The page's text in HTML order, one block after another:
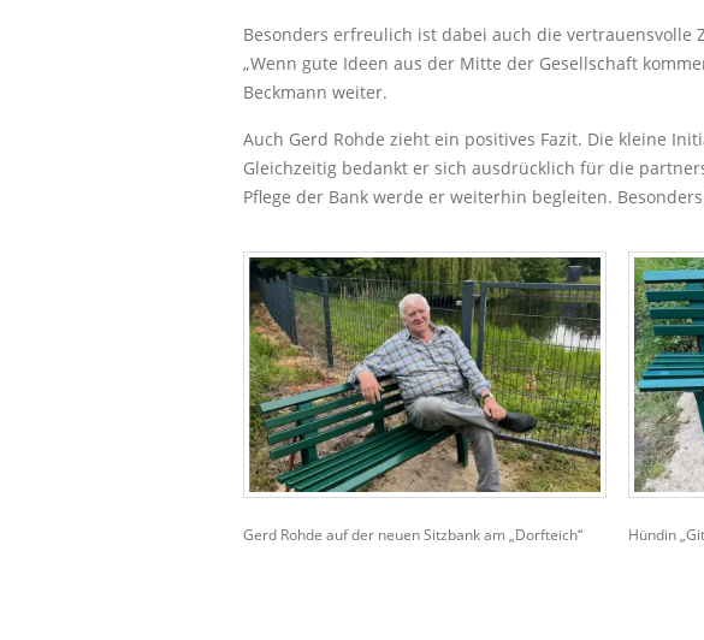
Besonders erfreulich ist dabei auch die
„Wenn gute Ideen aus der Mitte der Gesellschaft
Beckmann weiter.
Auch Gerd Rohde zieht ein positives Fazit. Die kleine
Gleichzeitig bedankt er sich ausdrücklich für die
Pflege der Bank werde er weiterhin begleiten.
Gerd Rohde auf der neuen Sitzbank am „Dorfteich“ Hündin